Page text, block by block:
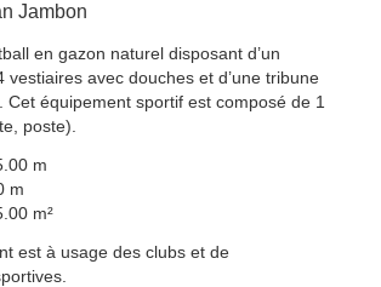
Jambon
en gazon naturel disposant d’un
vestiaires avec douches et d’une tribune
Cet équipement sportif est composé de 1
poste).
m
m
m²
est à usage des clubs et de